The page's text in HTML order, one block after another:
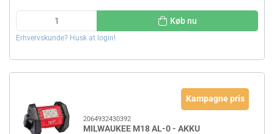
Køb nu
Erhvervskunde? Husk at login!
Kampagne pris
2064932430392
MILWAUKEE M18 AL-0 - AKKU